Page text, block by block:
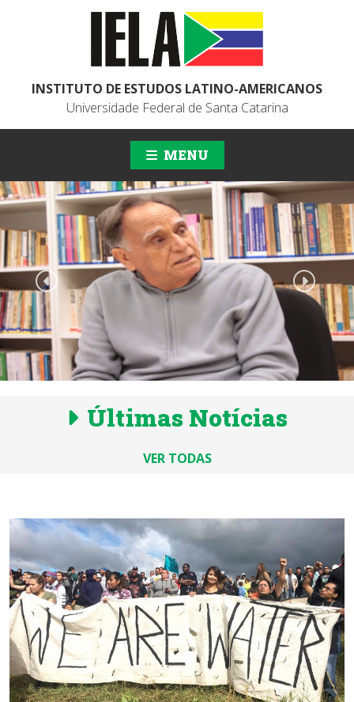
INSTITUTO DE ESTUDOS LATINO-AMERICANOS
Universidade Federal de Santa Catarina
MENU
Últimas Notícias
VER TODAS